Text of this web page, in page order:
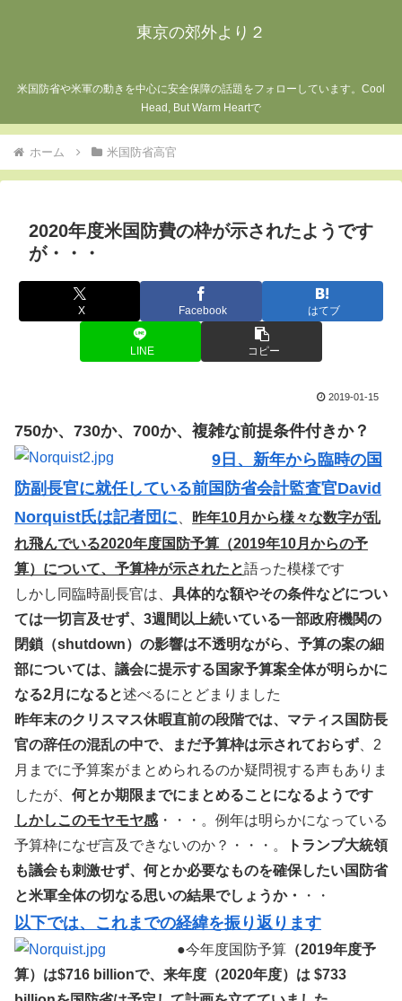
東京の郊外より２
米国防省や米軍の動きを中心に安全保障の話題をフォローしています。Cool
Head, But Warm Heartで
ホーム 米国防省高官
2020年度米国防費の枠が示されたようです
が・・・
X Facebook はてブ
LINE コピー
2019-01-15
750か、730か、700か、複雑な前提条件付きか？
9日、新年から臨時の国
防副長官に就任している前国防省会計監査官David
Norquist氏は記者団に
昨年10月から様々な数字が乱
れ飛んでいる2020年度国防予算（2019年10月からの予
算）について、予算枠が示されたと語った模様です
しかし同臨時副長官は、 具体的な額やその条件などについ
ては一切言及せず、3週間以上続いている一部政府機関の
閉鎖（shutdown）の影響は不透明ながら、予算の案の細
部については、議会に提示する国家予算案全体が明らかに
なる2月になると述べるにとどまりました
昨年末のクリスマス休暇直前の段階では、マティス国防長
官の辞任の混乱の中で、まだ予算枠は示されておらず 、2
月までに予算案がまとめられるのか疑問視する声もありま
したが、 何とか期限までにまとめることになるようです
しかしこのモヤモヤ感 ・・・。例年は明らかになっている
予算枠になぜ言及できないのか？・・・。
トランプ大統領
も議会も刺激せず、何とか必要なものを確保したい国防省
と米軍全体の切なる思いの結果でしょうか・
・・
以下では、これまでの経緯を振り返ります
●今年度国防予算 （2019年度予
算）は$716 billionで、来年度（2020年度）は $733